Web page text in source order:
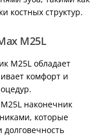
костных структур.
M25L
M25L обладает
комфорт и
наконечник
которые